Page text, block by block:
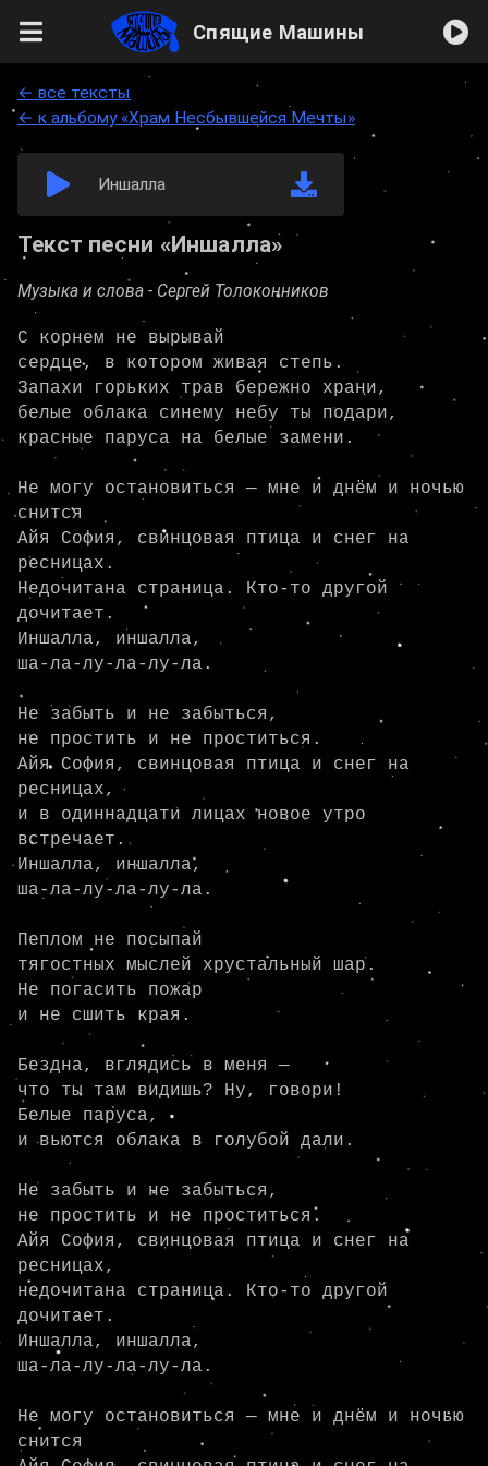
Спящие Машины
← все тексты
← к альбому «Храм Несбывшейся Мечты»
Иншалла
Текст песни «Иншалла»
Музыка и слова - Сергей Толоконников
С корнем не вырывай
сердце, в котором живая степь.
Запахи горьких трав бережно храни,
белые облака синему небу ты подари,
красные паруса на белые замени.
Не могу остановиться — мне и днём и ночью
снится
Айя София, свинцовая птица и снег на
ресницах.
Недочитана страница. Кто-то другой
дочитает.
Иншалла, иншалла,
ша-ла-лу-ла-лу-ла.
Не забыть и не забыться,
не простить и не проститься.
Айя София, свинцовая птица и снег на
ресницах,
и в одиннадцати лицах новое утро
встречает.
Иншалла, иншалла,
ша-ла-лу-ла-лу-ла.
Пеплом не посыпай
тягостных мыслей хрустальный шар.
Не погасить пожар
и не сшить края.
Бездна, вглядись в меня —
что ты там видишь? Ну, говори!
Белые паруса,
и вьются облака в голубой дали.
Не забыть и не забыться,
не простить и не проститься.
Айя София, свинцовая птица и снег на
ресницах,
недочитана страница. Кто-то другой
дочитает.
Иншалла, иншалла,
ша-ла-лу-ла-лу-ла.
Не могу остановиться — мне и днём и ночью
снится